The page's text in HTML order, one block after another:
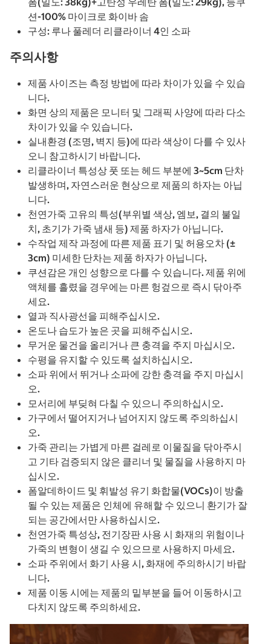
션-100% 마이크로 화이바 솜
구성: 루나 풀레더 리클라이너 4인 소파
주의사항
제품 사이즈는 측정 방법에 따라 차이가 있을 수 있습
니다.
화면 상의 제품은 모니터 및 그래픽 사양에 따라 다소
차이가 있을 수 있습니다.
실내환경 (조명, 벽지 등)에 따라 색상이 다를 수 있사
오니 참고하시기 바랍니다.
리클라이너 특성상 풋 또는 헤드 부분에 3~5cm 단차
발생하며, 자연스러운 현상으로 제품의 하자는 아닙
니다.
천연가죽 고유의 특성(부위별 색상, 엠보, 결의 불일
치, 초기가 가죽 냄새 등) 제품 하자가 아닙니다.
수작업 제작 과정에 따른 제품 표기 및 허용오차 (±
3cm) 미세한 단차는 제품 하자가 아닙니다.
쿠션감은 개인 성향으로 다를 수 있습니다. 제품 위에
액체를 흘렸을 경우에는 마른 헝겊으로 즉시 닦아주
세요.
열과 직사광선을 피해주십시오.
온도나 습도가 높은 곳을 피해주십시오.
무거운 물건을 올리거나 큰 충격을 주지 마십시오.
수평을 유지할 수 있도록 설치하십시오.
소파 위에서 뛰거나 소파에 강한 충격을 주지 마십시
오.
모서리에 부딪혀 다칠 수 있으니 주의하십시오.
가구에서 떨어지거나 넘어지지 않도록 주의하십시
오.
가죽 관리는 가볍게 마른 걸레로 이물질을 닦아주시
고 기타 검증되지 않은 클리너 및 물질을 사용하지 마
십시오.
폼알데하이드 및 휘발성 유기 화합물(VOCs)이 방출
될 수 있는 제품은 인체에 유해할 수 있으니 환기가 잘
되는 공간에서만 사용하십시오.
천연가죽 특성상, 전기장판 사용 시 화재의 위험이나
가죽의 변형이 생길 수 있으므로 사용하지 마세요.
소파 주위에서 화기 사용 시, 화재에 주의하시기 바랍
니다.
제품 이동 시에는 제품의 밑부분을 들어 이동하시고
다치지 않도록 주의하세요.